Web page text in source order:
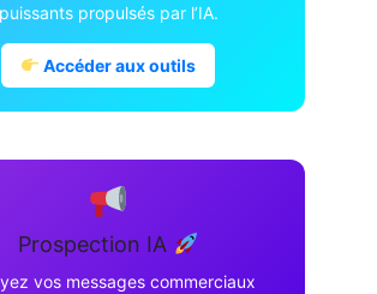
puissants propulsés par l’IA.
Accéder aux outils
Prospection IA
vos messages commerciaux